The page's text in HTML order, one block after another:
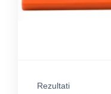
Rezultati